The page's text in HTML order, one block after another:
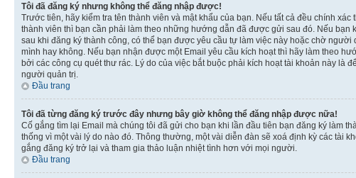
Tôi đã đăng ký nhưng không thể đăng nhập được!
Trước tiên, hãy kiểm tra tên thành viên và mật khẩu của bạn. Nếu tất cả đều chính
thành viên thì bạn cần phải làm theo những hướng dẫn đã được gửi sau đó. Nếu
sau khi đăng ký thành công, có thể bạn được yêu cầu tự làm việc này hoặc chờ
mình hay không. Nếu bạn nhận được một Email yêu cầu kích hoạt thì hãy làm theo
bởi các công cụ quét thư rác. Lý do của việc bắt buộc phải kích hoạt tài khoản này là
người quản trị.
Đầu trang
Tôi đã từng đăng ký trước đây nhưng bây giờ không thể đăng nhập được nữa!
Cố gắng tìm lại Email mà chúng tôi đã gửi cho bạn khi lần đầu tiên bạn đăng ký làm
thống vì một vài lý do nào đó. Thông thường, một vài diễn đàn sẽ xoá định kỳ các tài
gắng đăng ký trở lại và tham gia thảo luận nhiệt tình hơn với mọi người.
Đầu trang